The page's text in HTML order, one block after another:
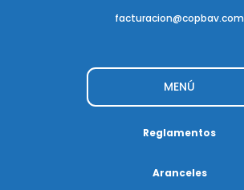
facturacion@copbav.com
MENÚ
Reglamentos
Aranceles